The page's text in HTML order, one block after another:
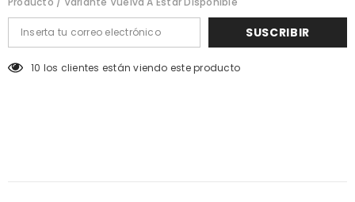
SUSCRIBIR
14 los clientes están viendo este producto